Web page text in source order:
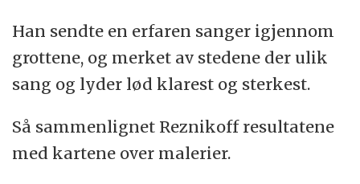
Han sendte en erfaren sanger igjennom
grottene, og merket av stedene der ulik
sang og lyder lød klarest og sterkest.
Så sammenlignet Reznikoff resultatene
med kartene over malerier.